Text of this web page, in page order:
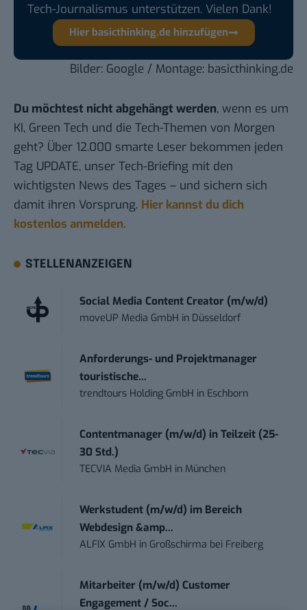
Tech-Journalismus unterstützen. Vielen Dank!
Hier basicthinking.de hinzufügen
Bilder: Google / Montage: basicthinking.de
Du möchtest nicht abgehängt werden, wenn es um
KI, Green Tech und die Tech-Themen von Morgen
geht? Über 12.000 smarte Leser bekommen jeden
Tag UPDATE, unser Tech-Briefing mit den
wichtigsten News des Tages – und sichern sich
damit ihren Vorsprung. Hier kannst du dich
kostenlos anmelden.
STELLENANZEIGEN
Social Media Content Creator (m/w/d)
moveUP Media GmbH in Düsseldorf
Anforderungs- und Projektmanager
touristische...
trendtours Holding GmbH in Eschborn
Contentmanager (m/w/d) in Teilzeit (25-
30 Std.)
TECVIA Media GmbH in München
Werkstudent (m/w/d) im Bereich
Webdesign &amp...
ALFIX GmbH in Großschirma bei Freiberg
Mitarbeiter (m/w/d) Customer
Engagement / Soc...